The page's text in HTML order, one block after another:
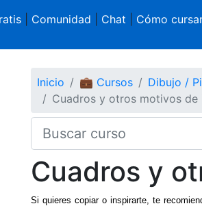
Comunidad Chat Cómo
Inicio 💼 Cursos Dibujo /
Cuadros y otros motivos de
Cuadros y
Si quieres copiar o inspirarte, te